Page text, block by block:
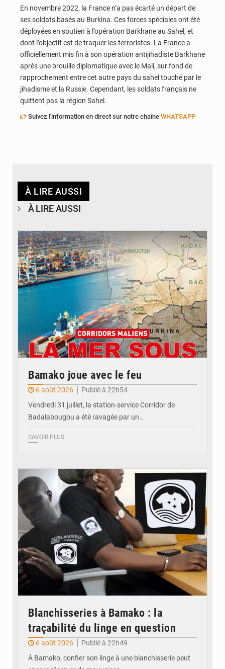
En novembre 2022, la France n’a pas écarté un départ de
ses soldats basés au Burkina. Ces forces spéciales ont été
déployées en soutien à l’opération Barkhane au Sahel, et
dont l’objectif est de traquer les terroristes. La France a
officiellement mis fin à son opération antijihadiste Barkhane
après une brouille diplomatique avec le Mali, sur fond de
rapprochement entre cet autre pays du sahel touché par le
jihadisme et la Russie. Cependant, les soldats français ne
quittent pas la région Sahel.
Suivez l'information en direct sur notre chaîne WHATSAPP
À LIRE AUSSI
À LIRE AUSSI
© JDM
Bamako joue avec le feu
6 août 2026
Publié à 22h54
Vendredi 31 juillet, la station-service Corridor de
Badalabougou a été ravagée par un…
SAVOIR PLUS
Blanchisseries à Bamako : la
traçabilité du linge en question
6 août 2026
Publié à 22h49
À Bamako, confier son linge à une blanchisserie peut